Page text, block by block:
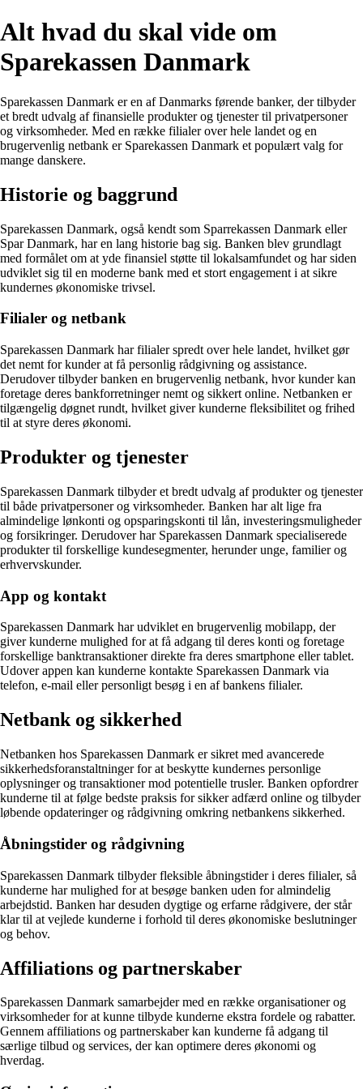
Alt hvad du skal vide om
Sparekassen Danmark
Sparekassen Danmark er en af Danmarks førende banker, der tilbyder
et bredt udvalg af finansielle produkter og tjenester til privatpersoner
og virksomheder. Med en række filialer over hele landet og en
brugervenlig netbank er Sparekassen Danmark et populært valg for
mange danskere.
Historie og baggrund
Sparekassen Danmark, også kendt som Sparrekassen Danmark eller
Spar Danmark, har en lang historie bag sig. Banken blev grundlagt
med formålet om at yde finansiel støtte til lokalsamfundet og har siden
udviklet sig til en moderne bank med et stort engagement i at sikre
kundernes økonomiske trivsel.
Filialer og netbank
Sparekassen Danmark har filialer spredt over hele landet, hvilket gør
det nemt for kunder at få personlig rådgivning og assistance.
Derudover tilbyder banken en brugervenlig netbank, hvor kunder kan
foretage deres bankforretninger nemt og sikkert online. Netbanken er
tilgængelig døgnet rundt, hvilket giver kunderne fleksibilitet og frihed
til at styre deres økonomi.
Produkter og tjenester
Sparekassen Danmark tilbyder et bredt udvalg af produkter og tjenester
til både privatpersoner og virksomheder. Banken har alt lige fra
almindelige lønkonti og opsparingskonti til lån, investeringsmuligheder
og forsikringer. Derudover har Sparekassen Danmark specialiserede
produkter til forskellige kundesegmenter, herunder unge, familier og
erhvervskunder.
App og kontakt
Sparekassen Danmark har udviklet en brugervenlig mobilapp, der
giver kunderne mulighed for at få adgang til deres konti og foretage
forskellige banktransaktioner direkte fra deres smartphone eller tablet.
Udover appen kan kunderne kontakte Sparekassen Danmark via
telefon, e-mail eller personligt besøg i en af bankens filialer.
Netbank og sikkerhed
Netbanken hos Sparekassen Danmark er sikret med avancerede
sikkerhedsforanstaltninger for at beskytte kundernes personlige
oplysninger og transaktioner mod potentielle trusler. Banken opfordrer
kunderne til at følge bedste praksis for sikker adfærd online og tilbyder
løbende opdateringer og rådgivning omkring netbankens sikkerhed.
Åbningstider og rådgivning
Sparekassen Danmark tilbyder fleksible åbningstider i deres filialer, så
kunderne har mulighed for at besøge banken uden for almindelig
arbejdstid. Banken har desuden dygtige og erfarne rådgivere, der står
klar til at vejlede kunderne i forhold til deres økonomiske beslutninger
og behov.
Affiliations og partnerskaber
Sparekassen Danmark samarbejder med en række organisationer og
virksomheder for at kunne tilbyde kunderne ekstra fordele og rabatter.
Gennem affiliations og partnerskaber kan kunderne få adgang til
særlige tilbud og services, der kan optimere deres økonomi og
hverdag.